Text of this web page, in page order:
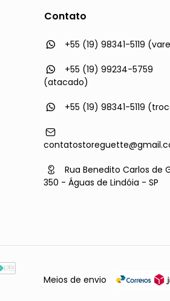
Contato
+55 (19) 98341-5119
+55 (19) 99234-5759
(atacado)
+55 (19) 98341-5119
Rua Benedito Carlos de
350 - Águas de Lindóia - SP
Meios de envio